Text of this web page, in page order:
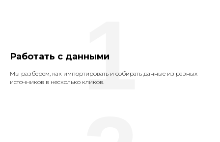
Работать с данными
Мы разберем, как импортировать и собирать данные из разных
источников в несколько кликов.1